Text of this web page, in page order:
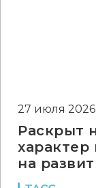
27 июля 2026
Раскрыт
на